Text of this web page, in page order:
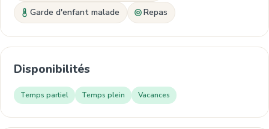
Garde d'enfant malade
Repas
Disponibilités
Temps partiel Temps plein Vacances